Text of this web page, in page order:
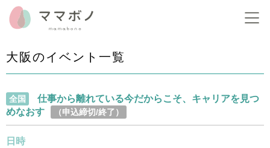
大阪のイベント一覧
全国
仕事から離れている今だからこそ、キャリアを見つ
めなおす
（申込締切/終了）
日時